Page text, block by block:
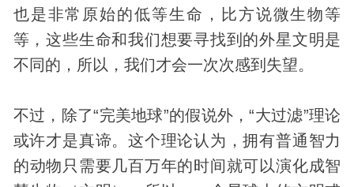
也是非常原始的低等生命，比方说微生物等
等，这些生命和我们想要寻找到的外星文明是
不同的，所以，我们才会一次次感到失望。
不过，除了“完美地球”的假说外，“大过滤”理论
或许才是真谛。这个理论认为，拥有普通智力
的动物 只需要几百万年的时间就可以演化成智